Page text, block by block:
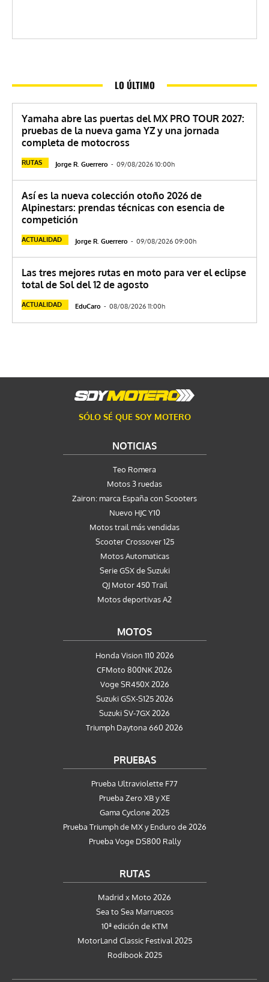
LO ÚLTIMO
Yamaha abre las puertas del MX PRO TOUR 2027:
pruebas de la nueva gama YZ y una jornada
completa de motocross
RUTAS Jorge R. Guerrero - 09/08/2026 10:00h
Así es la nueva colección otoño 2026 de
Alpinestars: prendas técnicas con esencia de
competición
ACTUALIDAD Jorge R. Guerrero - 09/08/2026 09:00h
Las tres mejores rutas en moto para ver el eclipse
total de Sol del 12 de agosto
ACTUALIDAD EduCaro - 08/08/2026 11:00h
SÓLO SÉ QUE SOY MOTERO
NOTICIAS
Teo Romera
Motos 3 ruedas
Zairon: marca España con Scooters
Nuevo HJC Y10
Motos trail más vendidas
Scooter Crossover 125
Motos Automaticas
Serie GSX de Suzuki
QJ Motor 450 Trail
Motos deportivas A2
MOTOS
Honda Vision 110 2026
CFMoto 800NK 2026
Voge SR450X 2026
Suzuki GSX-S125 2026
Suzuki SV-7GX 2026
Triumph Daytona 660 2026
PRUEBAS
Prueba Ultraviolette F77
Prueba Zero XB y XE
Gama Cyclone 2025
Prueba Triumph de MX y Enduro de 2026
Prueba Voge DS800 Rally
RUTAS
Madrid x Moto 2026
Sea to Sea Marruecos
10ª edición de KTM
MotorLand Classic Festival 2025
Rodibook 2025